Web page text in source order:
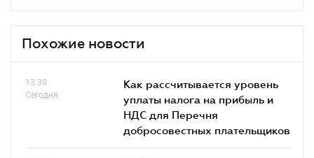
Похожие новости
13.30
Сегодня
Как рассчитывается уровень
уплаты налога на прибыль и
НДС для Перечня
добросовестных плательщиков